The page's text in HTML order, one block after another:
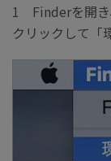
1 Finderを開き
クリックして「